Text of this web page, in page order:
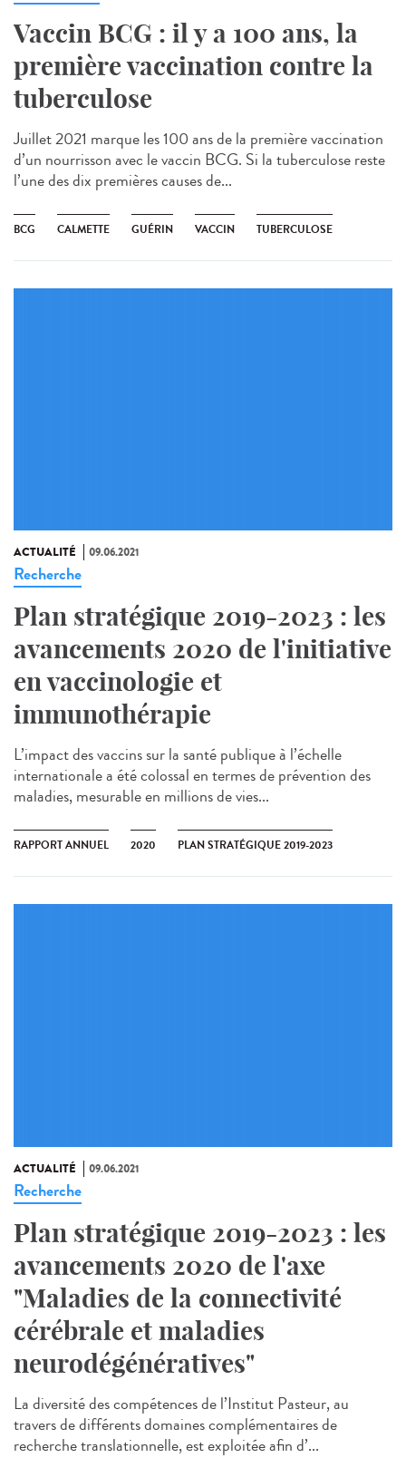
Vaccin BCG : il y a 100 ans, la
première vaccination contre la
tuberculose
Juillet 2021 marque les 100 ans de la première vaccination
d’un nourrisson avec le vaccin BCG. Si la tuberculose reste
l’une des dix premières causes de...
BCG CALMETTE GUÉRIN VACCIN TUBERCULOSE
ACTUALITÉ 09.06.2021
Recherche
Plan stratégique 2019-2023 : les
avancements 2020 de l'initiative
en vaccinologie et
immunothérapie
L’impact des vaccins sur la santé publique à l’échelle
internationale a été colossal en termes de prévention des
maladies, mesurable en millions de vies...
RAPPORT ANNUEL 2020 PLAN STRATÉGIQUE 2019-2023
ACTUALITÉ 09.06.2021
Recherche
Plan stratégique 2019-2023 : les
avancements 2020 de l'axe
"Maladies de la connectivité
cérébrale et maladies
neurodégénératives"
La diversité des compétences de l’Institut Pasteur, au
travers de différents domaines complémentaires de
recherche translationnelle, est exploitée afin d’...